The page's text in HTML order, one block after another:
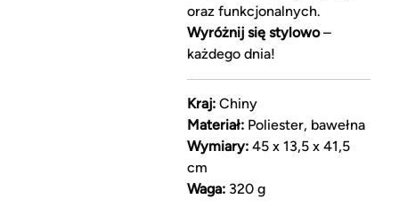
oraz funkcjonalnych.
Wyróżnij się stylowo–
każdego dnia!
Kraj:Chiny
Materiał:Poliester, bawełna
Wymiary:45 x 13,5 x 41,5
cm
Waga:320 g